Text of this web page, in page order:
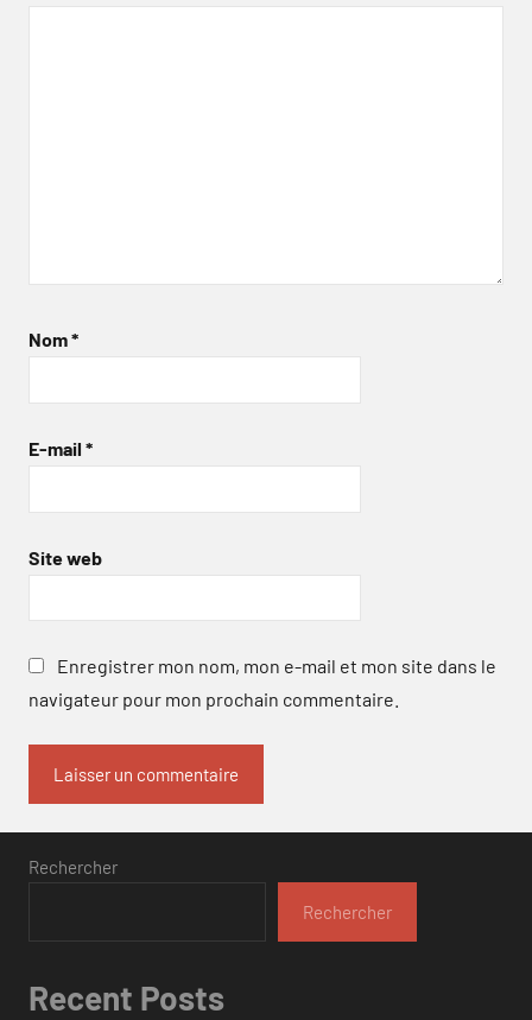
Nom*
E-mail *
Site web
Enregistrer mon nom, mon e-mail et mon site dans le
navigateur pour mon prochain commentaire.
Rechercher
Rechercher
Recent Posts